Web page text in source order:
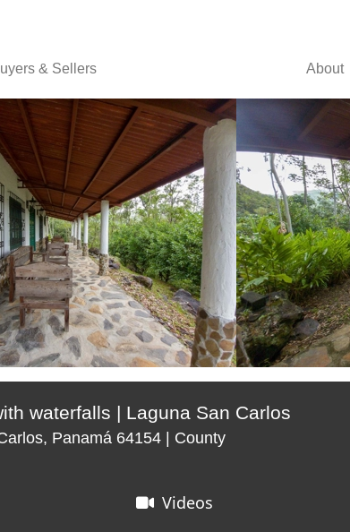
& Sellers About
waterfalls | Laguna San Carlos
Panamá 64154 | County
Videos